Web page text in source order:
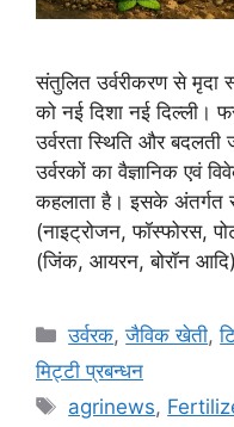
संतुलित उर्वरीकरण से मृदा
को नई दिशा नई दिल्ली।
उर्वरता स्थिति और
उर्वरकों का वैज्ञानिक एवं
कहलाता है। इसके अंतर्गत
(नाइट्रोजन, फॉस्फोरस,
(जिंक, आयरन, बोरॉन
उर्वरक,जैविक खेती,
मि‌ट्टी प्रबन्धन
agrinews,